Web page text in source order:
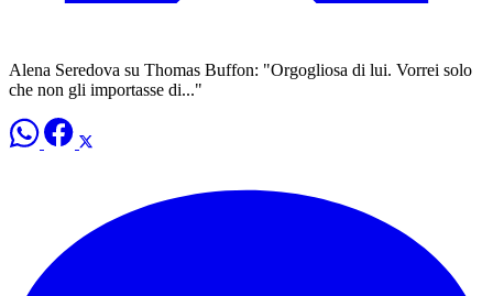
Alena Seredova su Thomas Buffon: "Orgogliosa di lui. Vorrei solo
che non gli importasse di..."